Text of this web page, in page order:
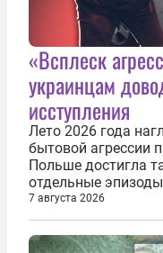
«Всплеск
украинцам
исступления
Лето 2026 года
бытовой агрессии
Польше достигла
отдельные
случайными.
буквально теряют
украинским
7 августа 2026